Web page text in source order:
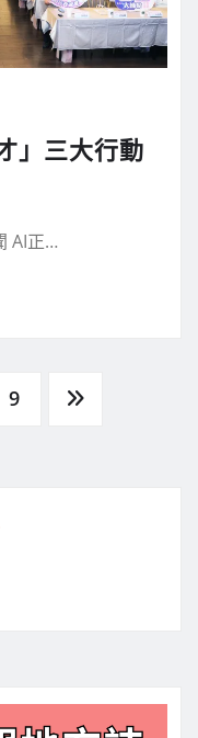
」三大行動
AI正…
9